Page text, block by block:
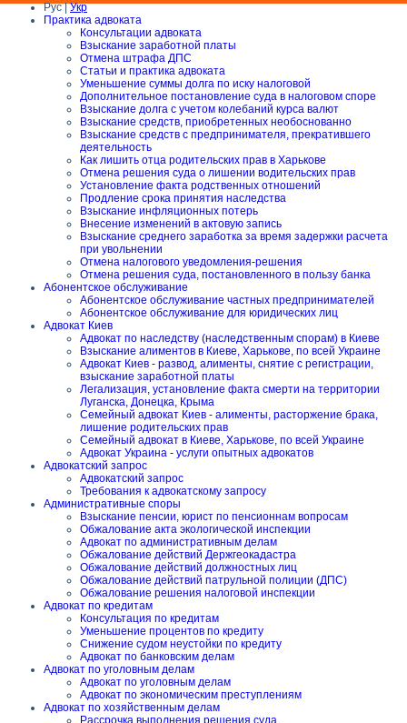
Рус |Укр
Практика адвоката
Консультации адвоката
Взыскание заработной платы
Отмена штрафа ДПС
Статьи и практика адвоката
Уменьшение суммы долга по иску налоговой
Дополнительное постановление суда в налоговом споре
Взыскание долга с учетом колебаний курса валют
Взыскание средств, приобретенных необоснованно
Взыскание средств с предпринимателя, прекратившего
деятельность
Как лишить отца родительских прав в Харькове
Отмена решения суда о лишении водительских прав
Установление факта родственных отношений
Продление срока принятия наследства
Взыскание инфляционных потерь
Внесение изменений в актовую запись
Взыскание среднего заработка за время задержки расчета
при увольнении
Отмена налогового уведомления-решения
Отмена решения суда, постановленного в пользу банка
Абонентское обслуживание
Абонентское обслуживание частных предпринимателей
Абонентское обслуживание для юридических лиц
Адвокат Киев
Адвокат по наследству (наследственным спорам) в Киеве
Взыскание алиментов в Киеве, Харькове, по всей Украине
Адвокат Киев - развод, алименты, снятие с регистрации,
взыскание заработной платы
Легализация, установление факта смерти на территории
Луганска, Донецка, Крыма
Семейный адвокат Киев - алименты, расторжение брака,
лишение родительских прав
Семейный адвокат в Киеве, Харькове, по всей Украине
Адвокат Украина - услуги опытных адвокатов
Адвокатский запрос
Адвокатский запрос
Требования к адвокатскому запросу
Административные споры
Взыскание пенсии, юрист по пенсионнам вопросам
Обжалование акта экологической инспекции
Адвокат по административным делам
Обжалование действий Держгеокадастра
Обжалование действий должностных лиц
Обжалование действий патрульной полиции (ДПС)
Обжалование решения налоговой инспекции
Адвокат по кредитам
Консультация по кредитам
Уменьшение процентов по кредиту
Снижение судом неустойки по кредиту
Адвокат по банковским делам
Адвокат по уголовным делам
Адвокат по уголовным делам
Адвокат по экономическим преступлениям
Адвокат по хозяйственным делам
Рассрочка выполнения решения суда